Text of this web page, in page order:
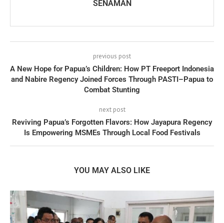
SENAMAN
previous post
A New Hope for Papua’s Children: How PT Freeport Indonesia
and Nabire Regency Joined Forces Through PASTI–Papua to
Combat Stunting
next post
Reviving Papua’s Forgotten Flavors: How Jayapura Regency
Is Empowering MSMEs Through Local Food Festivals
YOU MAY ALSO LIKE